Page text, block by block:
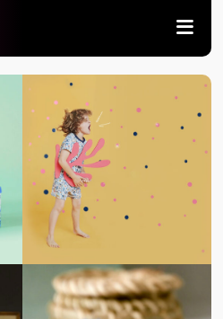
PRODUCTION AUDIOVISUELLE
WIFI & RÉSEAU
DÉVELOPPEMENT
CONTACT